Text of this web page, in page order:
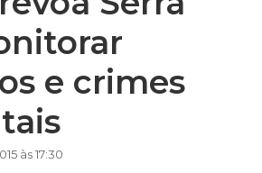
e crimes
às 17:30